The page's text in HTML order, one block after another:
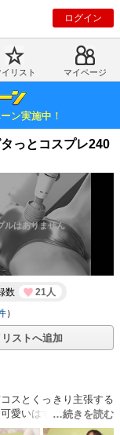
ログイン
イリスト マイページ
ン実施中！
っとコスプレ240
数
21人
）
リストへ追加
スとくっきり主張する
愛いはずのコスプレ衣
。勿論衣装によっては